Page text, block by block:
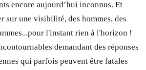
encore aujourd’hui inconnus. Et
sur une visibilité, des hommes, des
l'instant rien à l'horizon !
demandant des réponses
qui parfois peuvent être fatales